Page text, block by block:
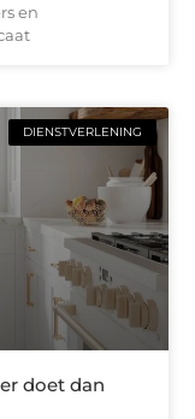
en
DIENSTVERLENING
doet dan